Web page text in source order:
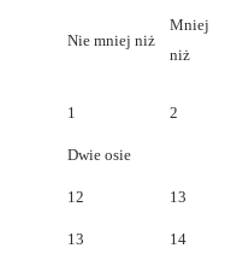
Nie mniej niż
Mniej
niż
1 2
Dwie osie
12 13
13 14